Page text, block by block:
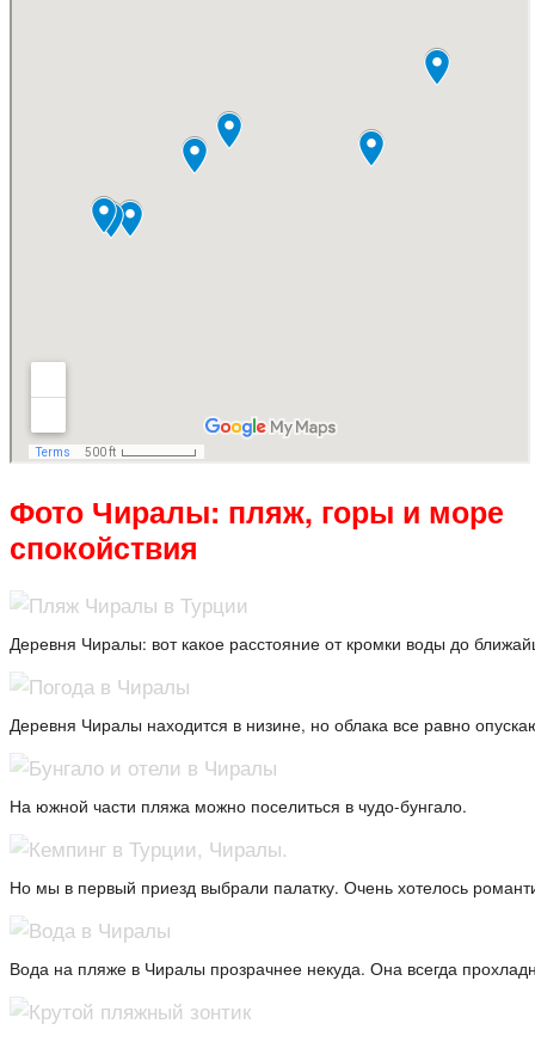
Фото Чиралы: пляж, горы и море
спокойствия
Деревня Чиралы: вот какое расстояние от кромки воды до
Деревня Чиралы находится в низине, но облака все равно
На южной части пляжа можно поселиться в чудо-бунгало.
Но мы в первый приезд выбрали палатку. Очень хотелось
Вода на пляже в Чиралы прозрачнее некуда. Она всегда